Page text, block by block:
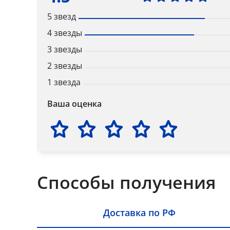
5 звезд
4 звезды
3 звезды
2 звезды
1 звезда
Ваша оценка
Способы получения
Доставка по РФ